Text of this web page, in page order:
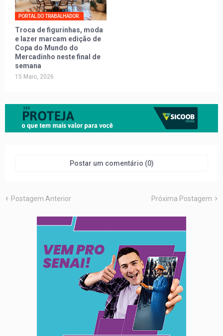
PORTAL DO TRABALHADOR.
Troca de figurinhas, moda
e lazer marcam edição de
Copa do Mundo do
Mercadinho neste final de
semana
15 Maio, 2026
Postar um comentário (0)
Postagem Anterior Próxima Postagem